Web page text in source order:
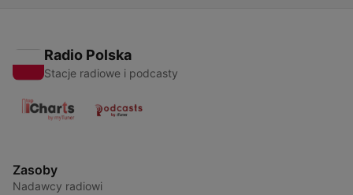
Radio Polska
Stacje radiowe i podcasty
Zasoby
Nadawcy radiowi